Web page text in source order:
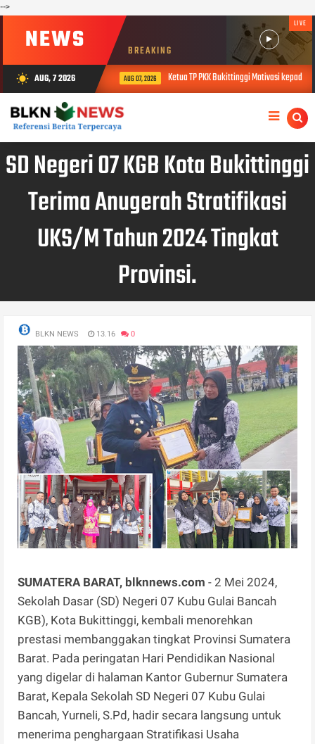
-->
NEWS BREAKING
LIVE
wb_sunny AUG, 7 2026 AUG 07, 2026 Ketua TP PKK Bukittinggi Motivasi kepada Pinru
SD Negeri 07 KGB Kota Bukittinggi
Terima Anugerah Stratifikasi
UKS/M Tahun 2024 Tingkat
Provinsi.
BLKN NEWS 13.16 0
SUMATERA BARAT, blknnews.com - 2 Mei 2024,
Sekolah Dasar (SD) Negeri 07 Kubu Gulai Bancah
KGB), Kota Bukittinggi, kembali menorehkan
prestasi membanggakan tingkat Provinsi Sumatera
Barat. Pada peringatan Hari Pendidikan Nasional
yang digelar di halaman Kantor Gubernur Sumatera
Barat, Kepala Sekolah SD Negeri 07 Kubu Gulai
Bancah, Yurneli, S.Pd, hadir secara langsung untuk
menerima penghargaan Stratifikasi Usaha